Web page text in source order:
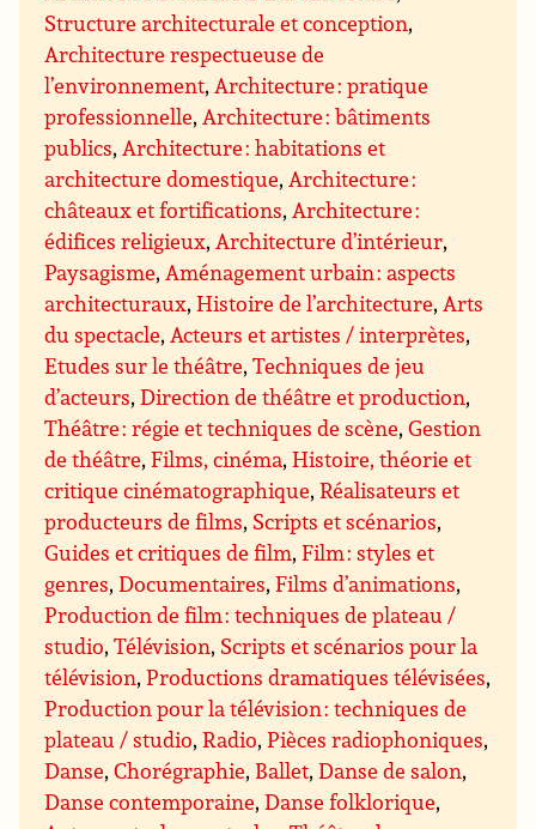
Structure architecturale et conception,
Architecture respectueuse de
l’environnement,Architecture : pratique
professionnelle,Architecture : bâtiments
publics,Architecture : habitations et
architecture domestique,Architecture :
châteaux et fortifications,Architecture :
édifices religieux,Architecture d’intérieur,
Paysagisme,Aménagement urbain : aspects
architecturaux,Histoire de l’architecture,Arts
du spectacle,Acteurs et artistes / interprètes,
Etudes sur le théâtre,Techniques de jeu
d’acteurs,Direction de théâtre et production,
Théâtre : régie et techniques de scène,Gestion
de théâtre,Films, cinéma,Histoire, théorie et
critique cinématographique,Réalisateurs et
producteurs de films, Scripts et scénarios,
Guides et critiques de film,Film : styles et
genres,Documentaires,Films d’animations,
Production de film : techniques de plateau /
studio,Télévision, Scripts et scénarios pour la
télévision,Productions dramatiques télévisées,
Production pour la télévision : techniques de
plateau / studio,Radio,Pièces radiophoniques,
Danse,Chorégraphie, Ballet,Danse de salon,
Danse contemporaine,Danse folklorique,